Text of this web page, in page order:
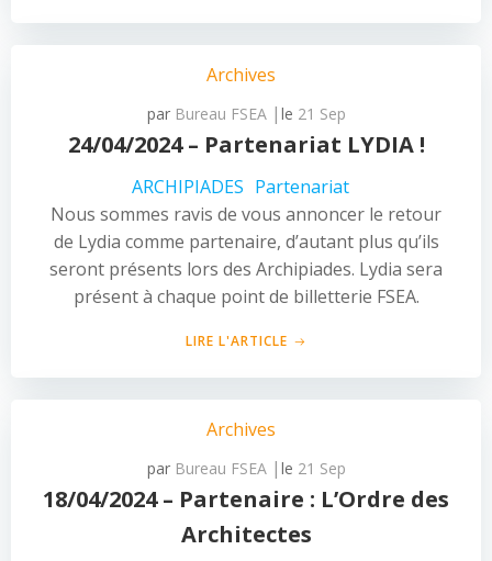
Archives
par Bureau FSEA | le 21 Sep
24/04/2024 – Partenariat LYDIA !
ARCHIPIADES Partenariat
Nous sommes ravis de vous annoncer le retour
de Lydia comme partenaire, d’autant plus qu’ils
seront présents lors des Archipiades. Lydia sera
présent à chaque point de billetterie FSEA.
LIRE L'ARTICLE
Archives
par Bureau FSEA | le 21 Sep
18/04/2024 – Partenaire : L’Ordre des
Architectes